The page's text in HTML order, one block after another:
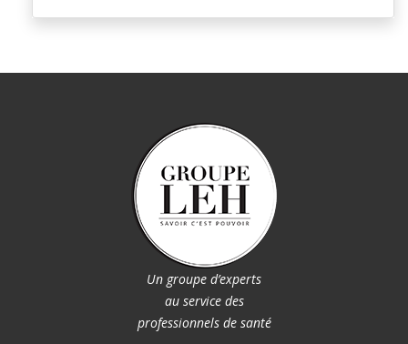
Un groupe d’experts
au service des
professionnels de santé